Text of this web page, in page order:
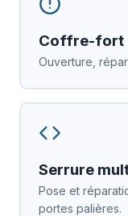
Coffre-fort
Ouverture,
Serrure
Pose et
portes palières.